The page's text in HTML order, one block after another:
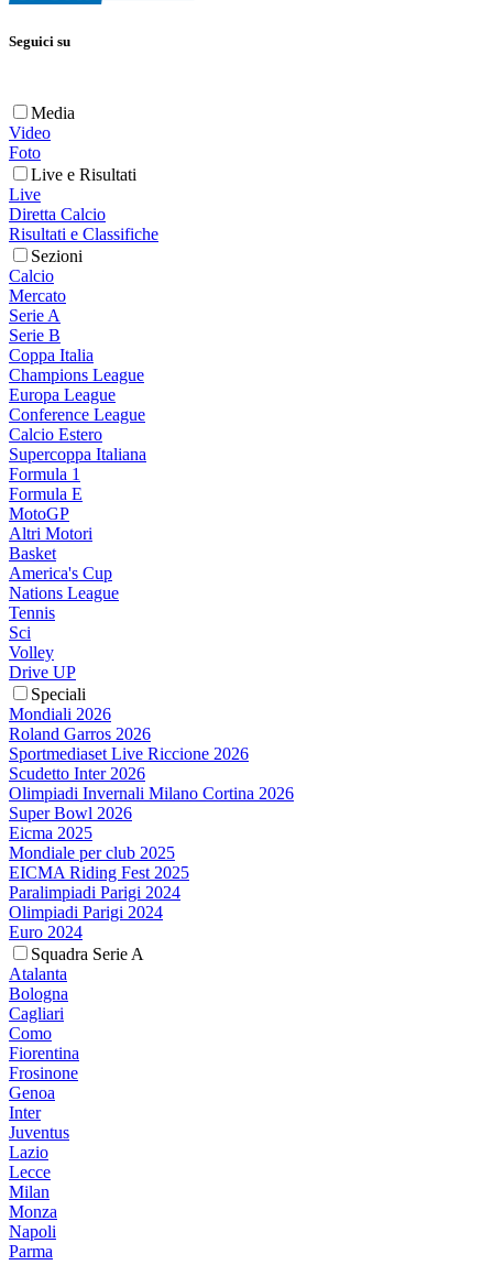
Seguici su
Media
Video
Foto
Live e Risultati
Live
Diretta Calcio
Risultati e Classifiche
Sezioni
Calcio
Mercato
Serie A
Serie B
Coppa Italia
Champions League
Europa League
Conference League
Calcio Estero
Supercoppa Italiana
Formula 1
Formula E
MotoGP
Altri Motori
Basket
America's Cup
Nations League
Tennis
Sci
Volley
Drive UP
Speciali
Mondiali 2026
Roland Garros 2026
Sportmediaset Live Riccione 2026
Scudetto Inter 2026
Olimpiadi Invernali Milano Cortina 2026
Super Bowl 2026
Eicma 2025
Mondiale per club 2025
EICMA Riding Fest 2025
Paralimpiadi Parigi 2024
Olimpiadi Parigi 2024
Euro 2024
Squadra Serie A
Atalanta
Bologna
Cagliari
Como
Fiorentina
Frosinone
Genoa
Inter
Juventus
Lazio
Lecce
Milan
Monza
Napoli
Parma